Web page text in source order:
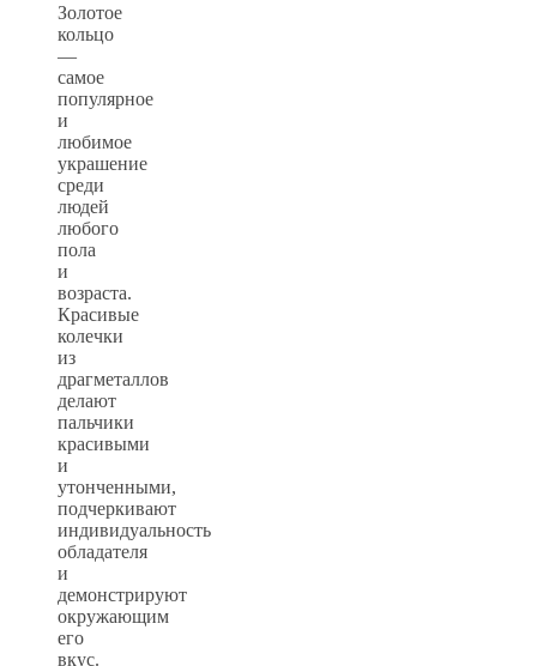
Золотое
кольцо
—
самое
популярное
и
любимое
украшение
среди
людей
любого
пола
и
возраста.
Красивые
колечки
из
драгметаллов
делают
пальчики
красивыми
и
утонченными,
подчеркивают
индивидуальность
обладателя
и
демонстрируют
окружающим
его
вкус.